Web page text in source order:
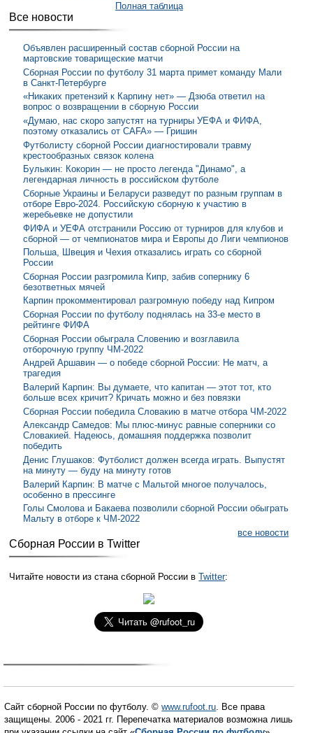
Полная таблица
Все новости
Объявлен расширенный состав сборной России на
мартовские товарищеские матчи
Сборная России по футболу 31 марта примет команду Мали
в Санкт-Петербурге
«Никаких претензий к Карпину нет» — Дзюба ответил на
вопрос о возвращении в сборную России
«Думаю, нас скоро запустят на турниры УЕФА и ФИФА,
поэтому отказались от CAFA» — Гришин
Футболисту сборной России диагностировали травму
крестообразных связок колена
Булыкин: Кокорин — не просто легенда "Динамо", а
легендарная личность в российском футболе
Сборные Украины и Беларуси разведут по разным группам в
отборе Евро-2024. Российскую сборную к участию в
жеребьевке не допустили
ФИФА и УЕФА отстранили Россию от турниров для клубов и
сборной — от чемпионатов мира и Европы до Лиги чемпионов
Польша, Швеция и Чехия отказались играть со сборной
России
Сборная России разгромила Кипр, забив сопернику 6
безответных мячей
Карпин прокомментировал разгромную победу над Кипром
Сборная России по футболу поднялась на 33-е место в
рейтинге ФИФА
Сборная России обыграла Словению и возглавила
отборочную группу ЧМ-2022
Андрей Аршавин — о победе сборной России: Не матч, а
трагедия
Валерий Карпин: Вы думаете, что капитан — этот тот, кто
больше всех кричит? Кричать можно и без повязки
Сборная России победила Словакию в матче отбора ЧМ-2022
Александр Самедов: Мы плюс-минус равные соперники со
Словакией. Надеюсь, домашняя поддержка позволит
победить
Денис Глушаков: Футболист должен всегда играть. Выпустят
на минуту — буду на минуту готов
Валерий Карпин: В матче с Мальтой многое получалось,
особенно в прессинге
Голы Смолова и Бакаева позволили сборной России обыграть
Мальту в отборе к ЧМ-2022
все новости
Сборная России в Twitter
Читайте новости из стана сборной России вTwitter:
Сайт сборной России по футболу. ©www.rufoot.ru. Все права
защищены. 2006 - 2021 гг. Перепечатка материалов возможна лишь